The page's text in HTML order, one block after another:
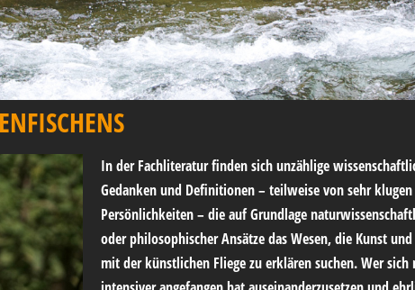
In der Fachliteratur finden sich unzählige
Gedanken und Definitionen – teilweise von sehr
Persönlichkeiten – die auf Grundlage
oder philosophischer Ansätze das Wesen, die Kunst
mit der künstlichen Fliege zu erklären suchen. Wer